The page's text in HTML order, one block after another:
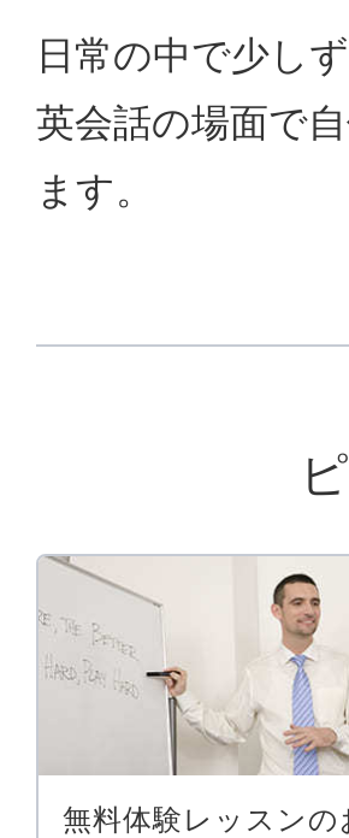
日常の中で少し
英会話の場面で
ます。
無料体験レッスンの